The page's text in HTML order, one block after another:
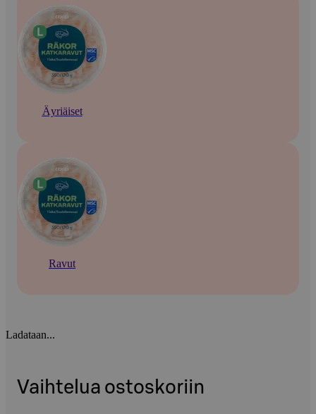
Äyriäiset
Ravut
Ladataan...
Vaihtelua ostoskoriin